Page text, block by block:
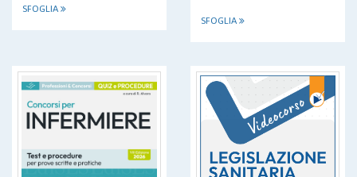
SFOGLIA
SFOGLIA